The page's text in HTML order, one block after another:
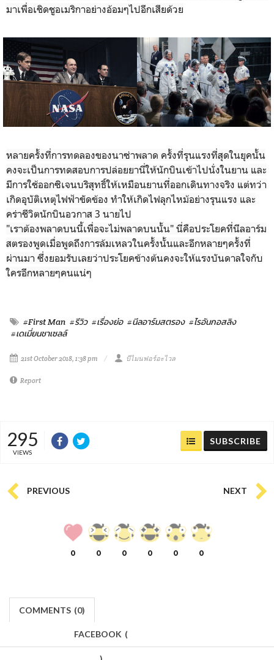
มาเพื่อเชิดชูอเมริกาอย่างอ้อมๆไปอีกเสียด้วย
หลายครั้งที่การทดลองของนาซ่าพลาด ครั้งที่รุนแรงที่สุดในยุคนั้น
คงจะเป็นการทดสอบการปล่อยยานี่ให้นักบินเข้าไปนั่งในยาน และ
มีการใช้ออกซิเจนบริสุทธิ์ให้เหมือนยานที่ออกเดินทางจริง แต่ทว่า
เกิดอุบัติเหตุไฟฟ้าขัดข้อง ทำให้เกิดไฟลุกไหม้อย่างรุนแรง และ
คร่าชีวิตนักบินอวกาส 3 นายไป
"เราต้องพลาดบนนี้เพื่อจะไม่พลาดบนนั้น" นี่คือประโยคที่นีลอาร์ม
สตรองพูดเมื่อพูดถึงการล้มเหลวในครั้งนั้นและอีกหลายๆครั้งที่
ผ่านมา ซึ่งยอมรับเลยว่าประโยคข้างต้นคงจะให้แรงบันดาลใจกับ
ใครอีกหลายๆคนแน่ๆ
#First Man #รีวิว #เรื่องย่อ #นีลอาร์มสตรอง #ไรอันกอสลิง
#เดเมี่ยนชาเซลล์
21st October 2018, 1:38 pm บีไมนฟอร์อะไวล
Report
295
VIEWS
SUBSCRIBE
PREVIOUS NEXT
0 0 0 0 0 0
COMMENTS (0)
FACEBOOK (